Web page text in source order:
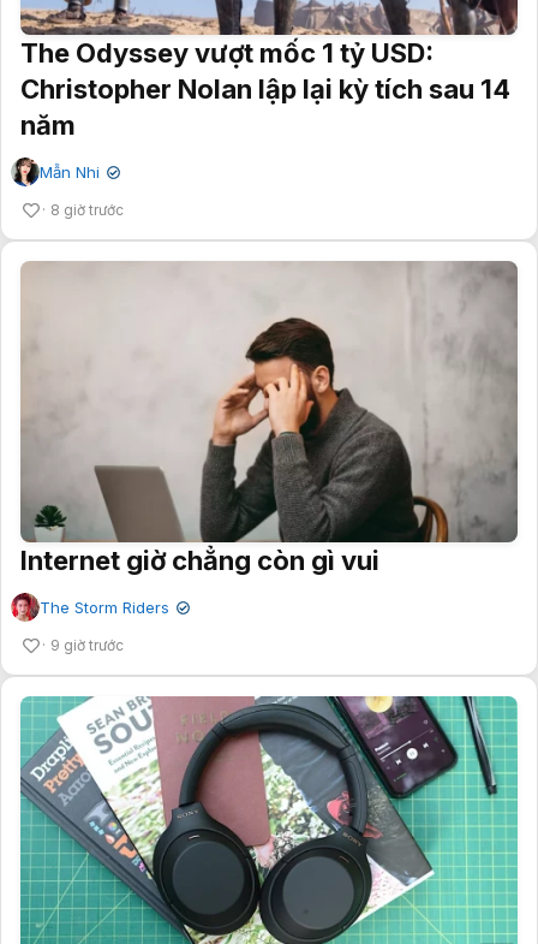
The Odyssey vượt mốc 1 tỷ USD:
Christopher Nolan lập lại kỳ tích sau 14
năm
Mẫn Nhi ✔
8 giờ trước
Internet giờ chẳng còn gì vui
The Storm Riders ✔
9 giờ trước